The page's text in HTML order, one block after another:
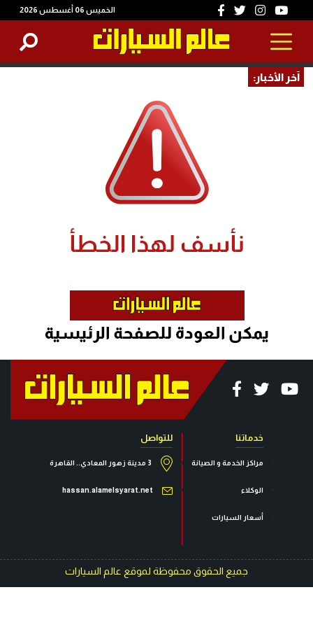
الخميس 06 أغسطس 2026
آخر الأخبار:
خدماتنا
مراكز الخدمة و الصيانة
الوكلاء
أسعار السيارات
للتواصل
3 مدينة زهور المعادي.. القاهرة
hassan.alamelsyarat.net
جميع الحقوق محفوظة لموقع عالم السيارات